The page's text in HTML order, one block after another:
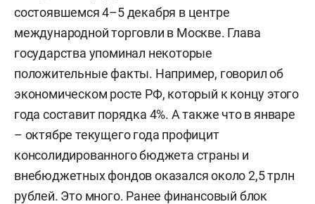
состоявшемся 4–5 декабря в центре
международной торговли в Москве. Глава
государства упоминал некоторые
положительные факты. Например, говорил об
экономическом росте РФ, который к концу этого
года составит порядка 4%. А также что в январе
– октябре текущего года профицит
консолидированного бюджета страны и
внебюджетных фондов оказался около 2,5 трлн
рублей. Это много. Ранее финансовый блок